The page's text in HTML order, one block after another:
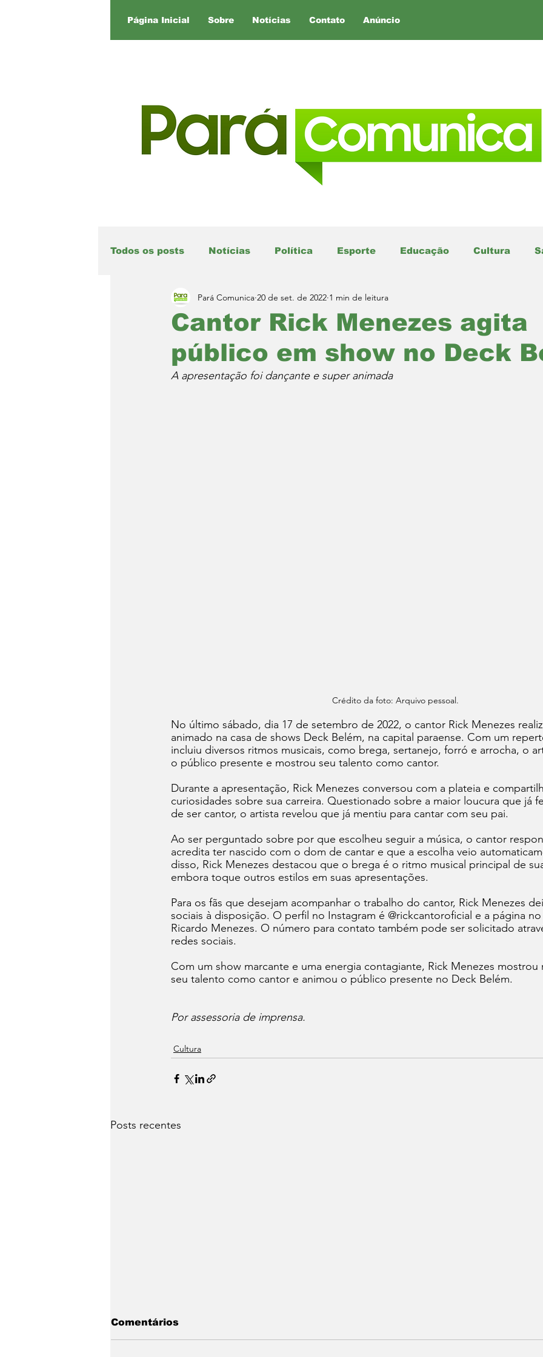
Página Inicial Sobre Notícias Contato Anúncio
Todos os posts Notícias Política Esporte Educação Cultura
Cantor Rick Menezes agita
público em show no Deck
Pará Comunica 20 de set. de 2022 1 min de leitura
A apresentação foi dançante e super animada
Crédito da foto: Arquivo pessoal.
No último sábado, dia 17 de setembro de 2022, o cantor Rick Menezes
animado na casa de shows Deck Belém, na capital paraense. Com um
incluiu diversos ritmos musicais, como brega, sertanejo, forró e arrocha, o
o público presente e mostrou seu talento como cantor.
Durante a apresentação, Rick Menezes conversou com a plateia e
curiosidades sobre sua carreira. Questionado sobre a maior loucura que já
de ser cantor, o artista revelou que já mentiu para cantar com seu pai.
Ao ser perguntado sobre por que escolheu seguir a música, o cantor
acredita ter nascido com o dom de cantar e que a escolha veio
disso, Rick Menezes destacou que o brega é o ritmo musical principal de
embora toque outros estilos em suas apresentações.
Para os fãs que desejam acompanhar o trabalho do cantor, Rick Menezes
sociais à disposição. O perfil no Instagram é @rickcantoroficial e a página
Ricardo Menezes. O número para contato também pode ser solicitado
redes sociais.
Com um show marcante e uma energia contagiante, Rick Menezes mostrou
seu talento como cantor e animou o público presente no Deck Belém.
Por assessoria de imprensa.
Cultura
Posts recentes
Comentários